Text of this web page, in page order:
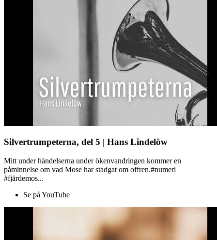
Silvertrumpeterna, del 5 | Hans Lindelöw
Mitt under händelserna under ökenvandringen kommer en
påminnelse om vad Mose har stadgat om offren.#numeri
#fjärdemos...
Se på YouTube